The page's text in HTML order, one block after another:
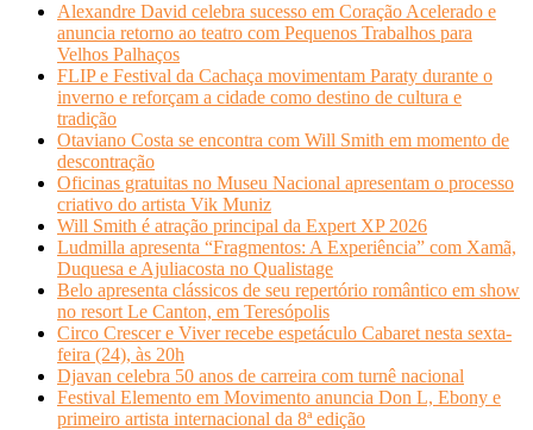
Alexandre David celebra sucesso em Coração Acelerado e
anuncia retorno ao teatro com Pequenos Trabalhos para
Velhos Palhaços
FLIP e Festival da Cachaça movimentam Paraty durante o
inverno e reforçam a cidade como destino de cultura e
tradição
Otaviano Costa se encontra com Will Smith em momento de
descontração
Oficinas gratuitas no Museu Nacional apresentam o processo
criativo do artista Vik Muniz
Will Smith é atração principal da Expert XP 2026
Ludmilla apresenta “Fragmentos: A Experiência” com Xamã,
Duquesa e Ajuliacosta no Qualistage
Belo apresenta clássicos de seu repertório romântico em show
no resort Le Canton, em Teresópolis
Circo Crescer e Viver recebe espetáculo Cabaret nesta sexta-
feira (24), às 20h
Djavan celebra 50 anos de carreira com turnê nacional
Festival Elemento em Movimento anuncia Don L, Ebony e
primeiro artista internacional da 8ª edição